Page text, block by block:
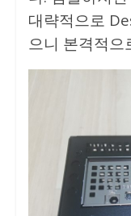
대략적으로
으니 본격적으